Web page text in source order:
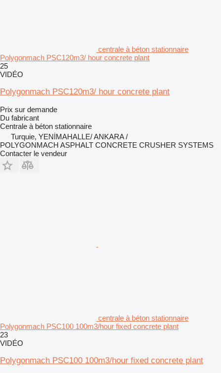
centrale à béton stationnaire
Polygonmach PSC120m3/ hour concrete plant
25
VIDÉO
Polygonmach PSC120m3/ hour concrete plant
Prix sur demande
Du fabricant
Centrale à béton stationnaire
Turquie, YENİMAHALLE/ ANKARA /
POLYGONMACH ASPHALT CONCRETE CRUSHER SYSTEMS
Contacter le vendeur
centrale à béton stationnaire
Polygonmach PSC100 100m3/hour fixed concrete plant
23
VIDÉO
Polygonmach PSC100 100m3/hour fixed concrete plant